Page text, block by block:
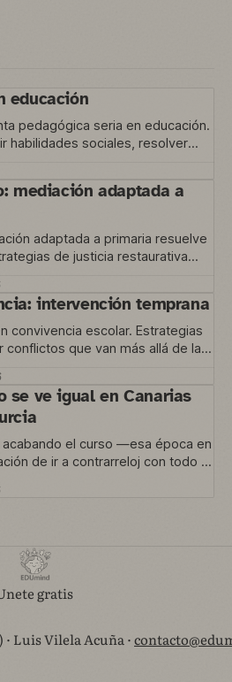
educación
pedagógica seria en educación.
habilidades sociales, resolver
mediación adaptada a
adaptada a primaria resuelve
de justicia restaurativa
intervención temprana
convivencia escolar. Estrategias
conflictos que van más allá de las
se ve igual en Canarias
acabando el curso —esa época en
de ir a contrarreloj con todo lo
ahora. Una convocatoria de
gratis
Luis Vilela Acuña ·